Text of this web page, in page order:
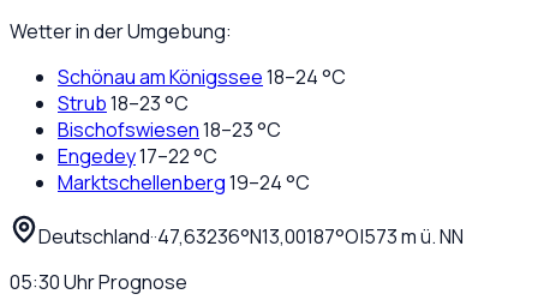
Wetter in der Umgebung:
Schönau am Königssee18–24°C
Strub18–23°C
Bischofswiesen18–23°C
Engedey17–22°C
Marktschellenberg19–24°C
Deutschland··47,63236°N13,00187°O|573m ü. NN
05:30UhrPrognose